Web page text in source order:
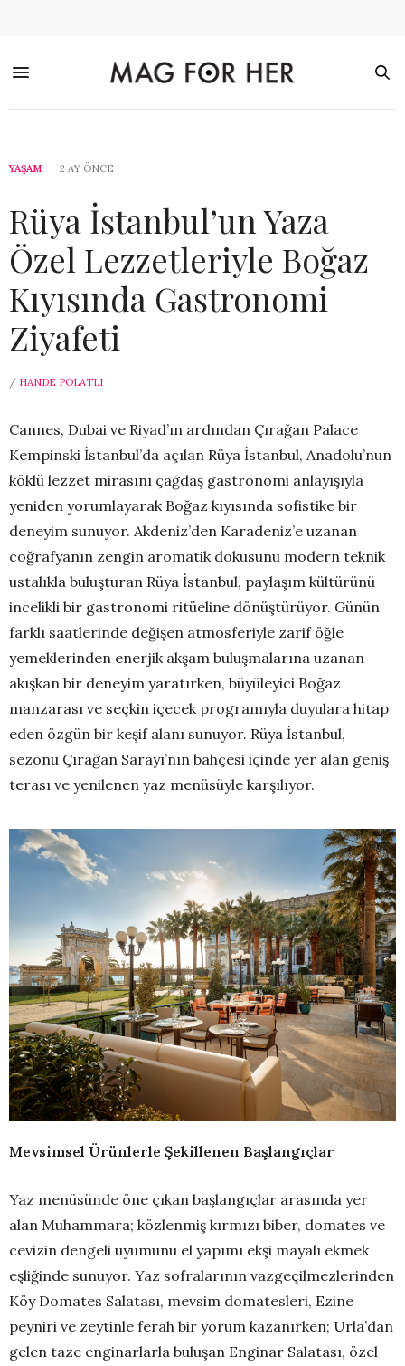
YAŞAM 2 AY ÖNCE
Rüya İstanbul’un Yaza
Özel Lezzetleriyle Boğaz
Kıyısında Gastronomi
Ziyafeti
/ HANDE POLATLI
Cannes, Dubai ve Riyad’ın ardından Çırağan Palace
Kempinski İstanbul’da açılan Rüya İstanbul, Anadolu’nun
köklü lezzet mirasını çağdaş gastronomi anlayışıyla
yeniden yorumlayarak Boğaz kıyısında sofistike bir
deneyim sunuyor. Akdeniz’den Karadeniz’e uzanan
coğrafyanın zengin aromatik dokusunu modern teknik
ustalıkla buluşturan Rüya İstanbul, paylaşım kültürünü
incelikli bir gastronomi ritüeline dönüştürüyor. Günün
farklı saatlerinde değişen atmosferiyle zarif öğle
yemeklerinden enerjik akşam buluşmalarına uzanan
akışkan bir deneyim yaratırken, büyüleyici Boğaz
manzarası ve seçkin içecek programıyla duyulara hitap
eden özgün bir keşif alanı sunuyor. Rüya İstanbul,
sezonu Çırağan Sarayı’nın bahçesi içinde yer alan geniş
terası ve yenilenen yaz menüsüyle karşılıyor.
Mevsimsel Ürünlerle Şekillenen Başlangıçlar
Yaz menüsünde öne çıkan başlangıçlar arasında yer
alan Muhammara; közlenmiş kırmızı biber, domates ve
cevizin dengeli uyumunu el yapımı ekşi mayalı ekmek
eşliğinde sunuyor. Yaz sofralarının vazgeçilmezlerinden
Köy Domates Salatası, mevsim domatesleri, Ezine
peyniri ve zeytinle ferah bir yorum kazanırken; Urla’dan
gelen taze enginarlarla buluşan Enginar Salatası, özel